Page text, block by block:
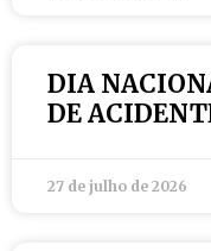
DIA
DE
27 de julho de 2026